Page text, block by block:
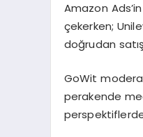
Amazon
çekerken;
doğrudan
GoWit
perakende